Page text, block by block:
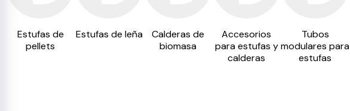
Estufas de
pellets
Estufas de leña
Calderas de
biomasa
Accesorios
para estufas y
calderas
Tubos
modulares para
estufas